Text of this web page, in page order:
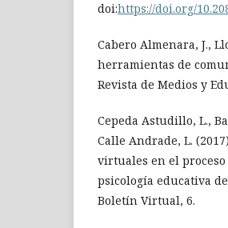
doi:https://doi.org/
Cabero Almenara, J.,
herramientas de
Revista de Medios y
Cepeda Astudillo, L.,
Calle Andrade, L.
virtuales en el
psicología educativa
Boletín Virtual, 6.